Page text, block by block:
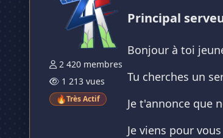
2 420 membres
1 213 vues
🔥Très Actif
Principal
Bonjour à toi
Tu cherches un
Je t'annonce que
Je viens pour